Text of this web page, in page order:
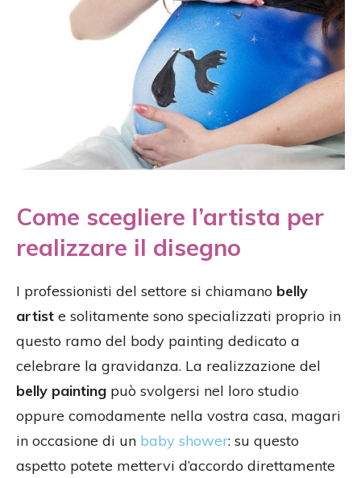
Come scegliere l’artista per
realizzare il disegno
I professionisti del settore si chiamano belly
artist e solitamente sono specializzati proprio in
questo ramo del body painting dedicato a
celebrare la gravidanza. La realizzazione del
belly painting può svolgersi nel loro studio
oppure comodamente nella vostra casa, magari
in occasione di un baby shower: su questo
aspetto potete mettervi d’accordo direttamente